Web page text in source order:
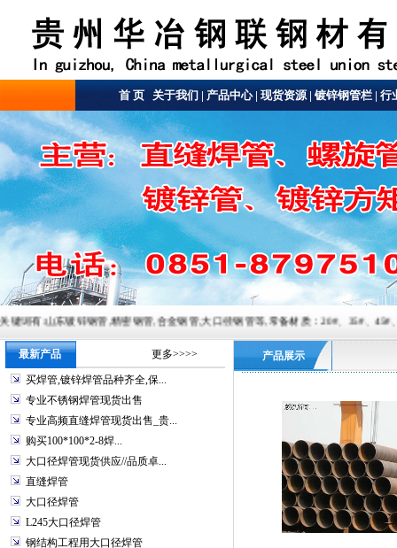
首 页 关于我们 | 产品中心| 现货资源| 镀锌钢管栏 | 行
有:山东镀锌钢管,精密钢管,合金钢管,大口径钢管等,常备材质：20#、35#、45#
最新产品 更多>>>>
买焊管,镀锌焊管品种齐全,保...
专业不锈钢焊管现货出售
专业高频直缝焊管现货出售_贵...
购买100*100*2-8焊...
大口径焊管现货供应//品质卓...
直缝焊管
大口径焊管
L245大口径焊管
钢结构工程用大口径焊管
产品展示